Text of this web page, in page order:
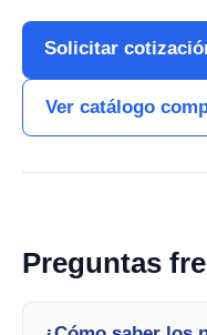
Solicitar
Ver catálogo
Preguntas